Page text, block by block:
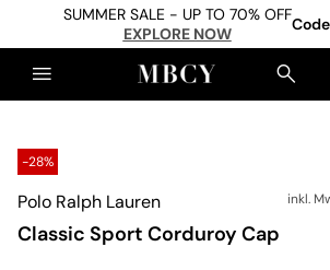
SUMMER SALE - UP TO 70% OFF
EXPLORE NOW
-28%
Polo Ralph Lauren
Classic Sport Corduroy Cap
inkl.